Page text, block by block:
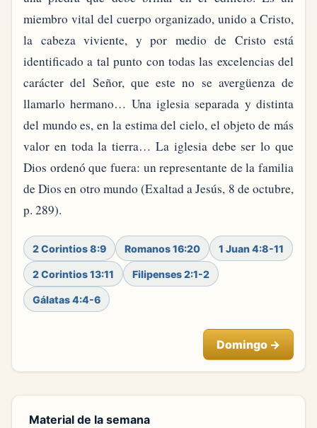
miembro vital del cuerpo organizado, unido a Cristo,
la cabeza viviente, y por medio de Cristo está
identificado a tal punto con todas las excelencias del
carácter del Señor, que este no se avergüenza de
llamarlo hermano… Una iglesia separada y distinta
del mundo es, en la estima del cielo, el objeto de más
valor en toda la tierra… La iglesia debe ser lo que
Dios ordenó que fuera: un representante de la familia
de Dios en otro mundo (Exaltad a Jesús, 8 de octubre,
p. 289).
2 Corintios 8:9 Romanos 16:20 1 Juan 4:8-11
2 Corintios 13:11 Filipenses 2:1-2
Gálatas 4:4-6
Domingo →
Material de la semana